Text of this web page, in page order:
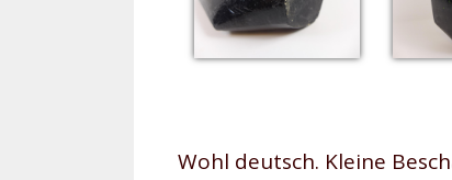
Wohl deutsch. Kleine